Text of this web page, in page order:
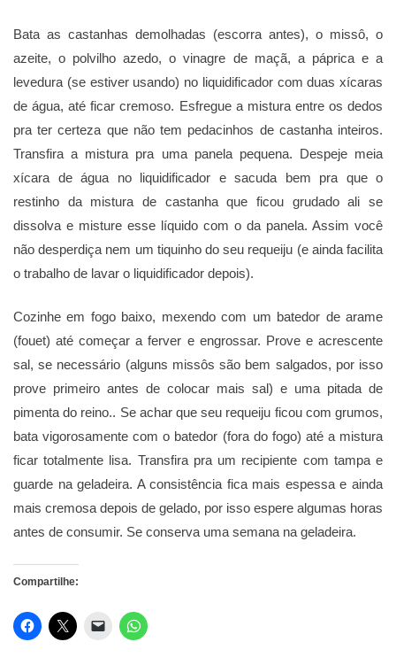
Bata as castanhas demolhadas (escorra antes), o missô, o
azeite, o polvilho azedo, o vinagre de maçã, a páprica e a
levedura (se estiver usando) no liquidificador com duas xícaras
de água, até ficar cremoso. Esfregue a mistura entre os dedos
pra ter certeza que não tem pedacinhos de castanha inteiros.
Transfira a mistura pra uma panela pequena. Despeje meia
xícara de água no liquidificador e sacuda bem pra que o
restinho da mistura de castanha que ficou grudado ali se
dissolva e misture esse líquido com o da panela. Assim você
não desperdiça nem um tiquinho do seu requeiju (e ainda facilita
o trabalho de lavar o liquidificador depois).
Cozinhe em fogo baixo, mexendo com um batedor de arame
(fouet) até começar a ferver e engrossar. Prove e acrescente
sal, se necessário (alguns missôs são bem salgados, por isso
prove primeiro antes de colocar mais sal) e uma pitada de
pimenta do reino.. Se achar que seu requeiju ficou com grumos,
bata vigorosamente com o batedor (fora do fogo) até a mistura
ficar totalmente lisa. Transfira pra um recipiente com tampa e
guarde na geladeira. A consistência fica mais espessa e ainda
mais cremosa depois de gelado, por isso espere algumas horas
antes de consumir. Se conserva uma semana na geladeira.
Compartilhe: